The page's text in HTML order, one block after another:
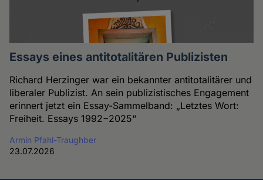
Essays eines antitotalitären Publizisten
Richard Herzinger war ein bekannter antitotalitärer und
liberaler Publizist. An sein publizistisches Engagement
erinnert jetzt ein Essay-Sammelband: „Letztes Wort:
Freiheit. Essays 1992−2025“
Armin Pfahl-Traughber
23.07.2026